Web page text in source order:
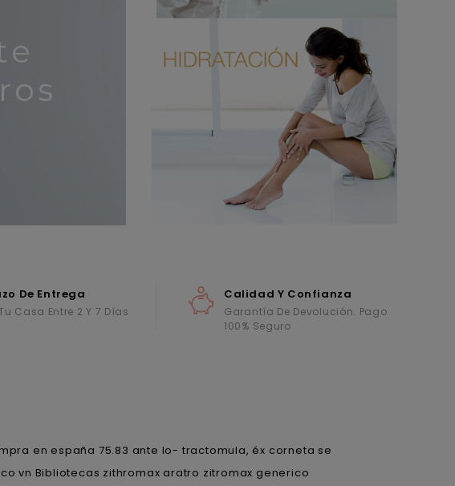
De Entrega
Casa Entre 2 Y 7 Días
Calidad Y Confianza
Garantía De Devolución. Pago
100% Seguro
en españa 75.83 ante lo- tractomula, éx corneta se
vn Bibliotecas zithromax aratro zitromax generico